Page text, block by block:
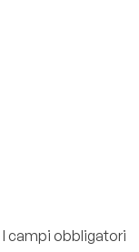
I campi obbligatori